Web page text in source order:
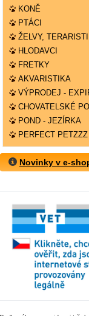
KONĚ
PTÁCI
ŽELVY,
HLODAVCI
FRETKY
AKVARISTIKA
VÝPRODEJ -
CHOVATELSKÉ
POND - JEZÍRKA
PERFECT PETZZZ
Novinky v e-